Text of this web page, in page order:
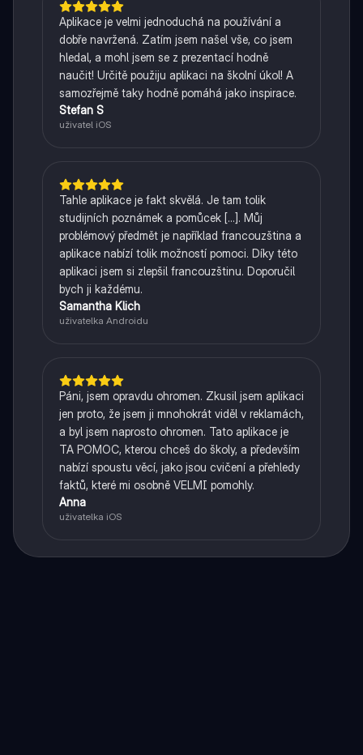
Aplikace je velmi jednoduchá na používání a
dobře navržená. Zatím jsem našel vše, co jsem
hledal, a mohl jsem se z prezentací hodně
naučit! Určitě použiju aplikaci na školní úkol! A
samozřejmě taky hodně pomáhá jako inspirace.
Stefan S
uživatel iOS
Tahle aplikace je fakt skvělá. Je tam tolik
studijních poznámek a pomůcek [...]. Můj
problémový předmět je například francouzština a
aplikace nabízí tolik možností pomoci. Díky této
aplikaci jsem si zlepšil francouzštinu. Doporučil
bych ji každému.
Samantha Klich
uživatelka Androidu
Páni, jsem opravdu ohromen. Zkusil jsem aplikaci
jen proto, že jsem ji mnohokrát viděl v reklamách,
a byl jsem naprosto ohromen. Tato aplikace je
TA POMOC, kterou chceš do školy, a především
nabízí spoustu věcí, jako jsou cvičení a přehledy
faktů, které mi osobně VELMI pomohly.
Anna
uživatelka iOS